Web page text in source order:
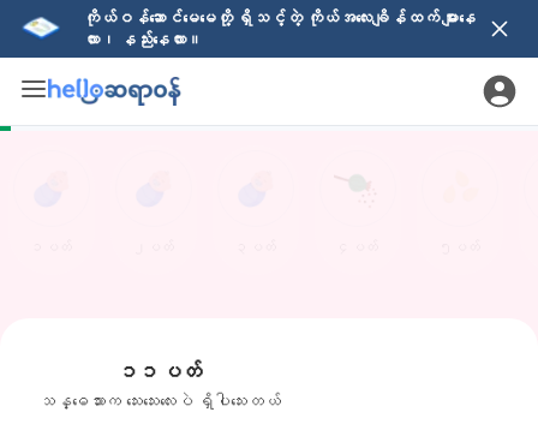
ကိုယ်ဝန်ဆောင်မေမေတို့ ရှိသင့်တဲ့ ကိုယ်အလေးချိန်ထက် များနေ
လား၊ နည်းနေလား။
၁၁ပတ်
သန္ဓေသားက သေးသေးလေးပဲ ရှိပါသေးတယ်